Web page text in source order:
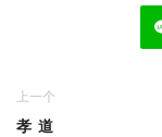
上一个
孝 道